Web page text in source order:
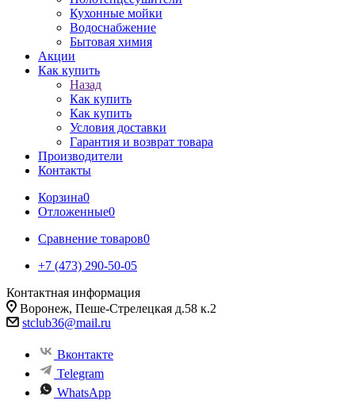
Кухонные мойки
Водоснабжение
Бытовая химия
Акции
Как купить
Назад
Как купить
Как купить
Условия доставки
Гарантия и возврат товара
Производители
Контакты
Корзина0
Отложенные0
Сравнение товаров0
+7 (473) 290-50-05
Контактная информация
Воронеж, Пеше-Стрелецкая д.58 к.2
stclub36@mail.ru
Вконтакте
Telegram
WhatsApp